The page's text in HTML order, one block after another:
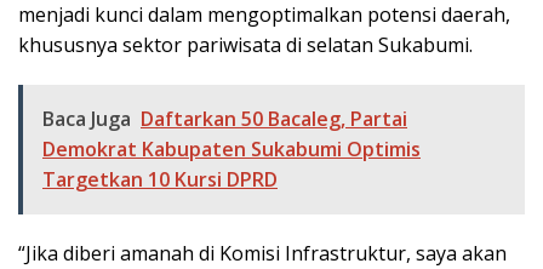
menjadi kunci dalam mengoptimalkan potensi daerah,
khususnya sektor pariwisata di selatan Sukabumi.
Baca Juga Daftarkan 50 Bacaleg, Partai
Demokrat Kabupaten Sukabumi Optimis
Targetkan 10 Kursi DPRD
“Jika diberi amanah di Komisi Infrastruktur, saya akan